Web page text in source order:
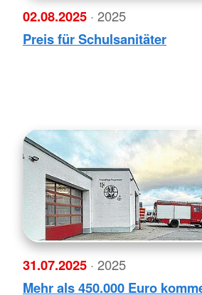
02.08.2025 · 2025
Preis für Schulsanitäter
31.07.2025 · 2025
Mehr als 450.000 Euro